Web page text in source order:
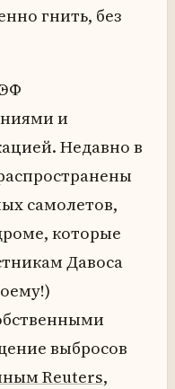
гнить, без
и
Недавно в
самолетов,
которые
Давоса
выбросов
Reuters,